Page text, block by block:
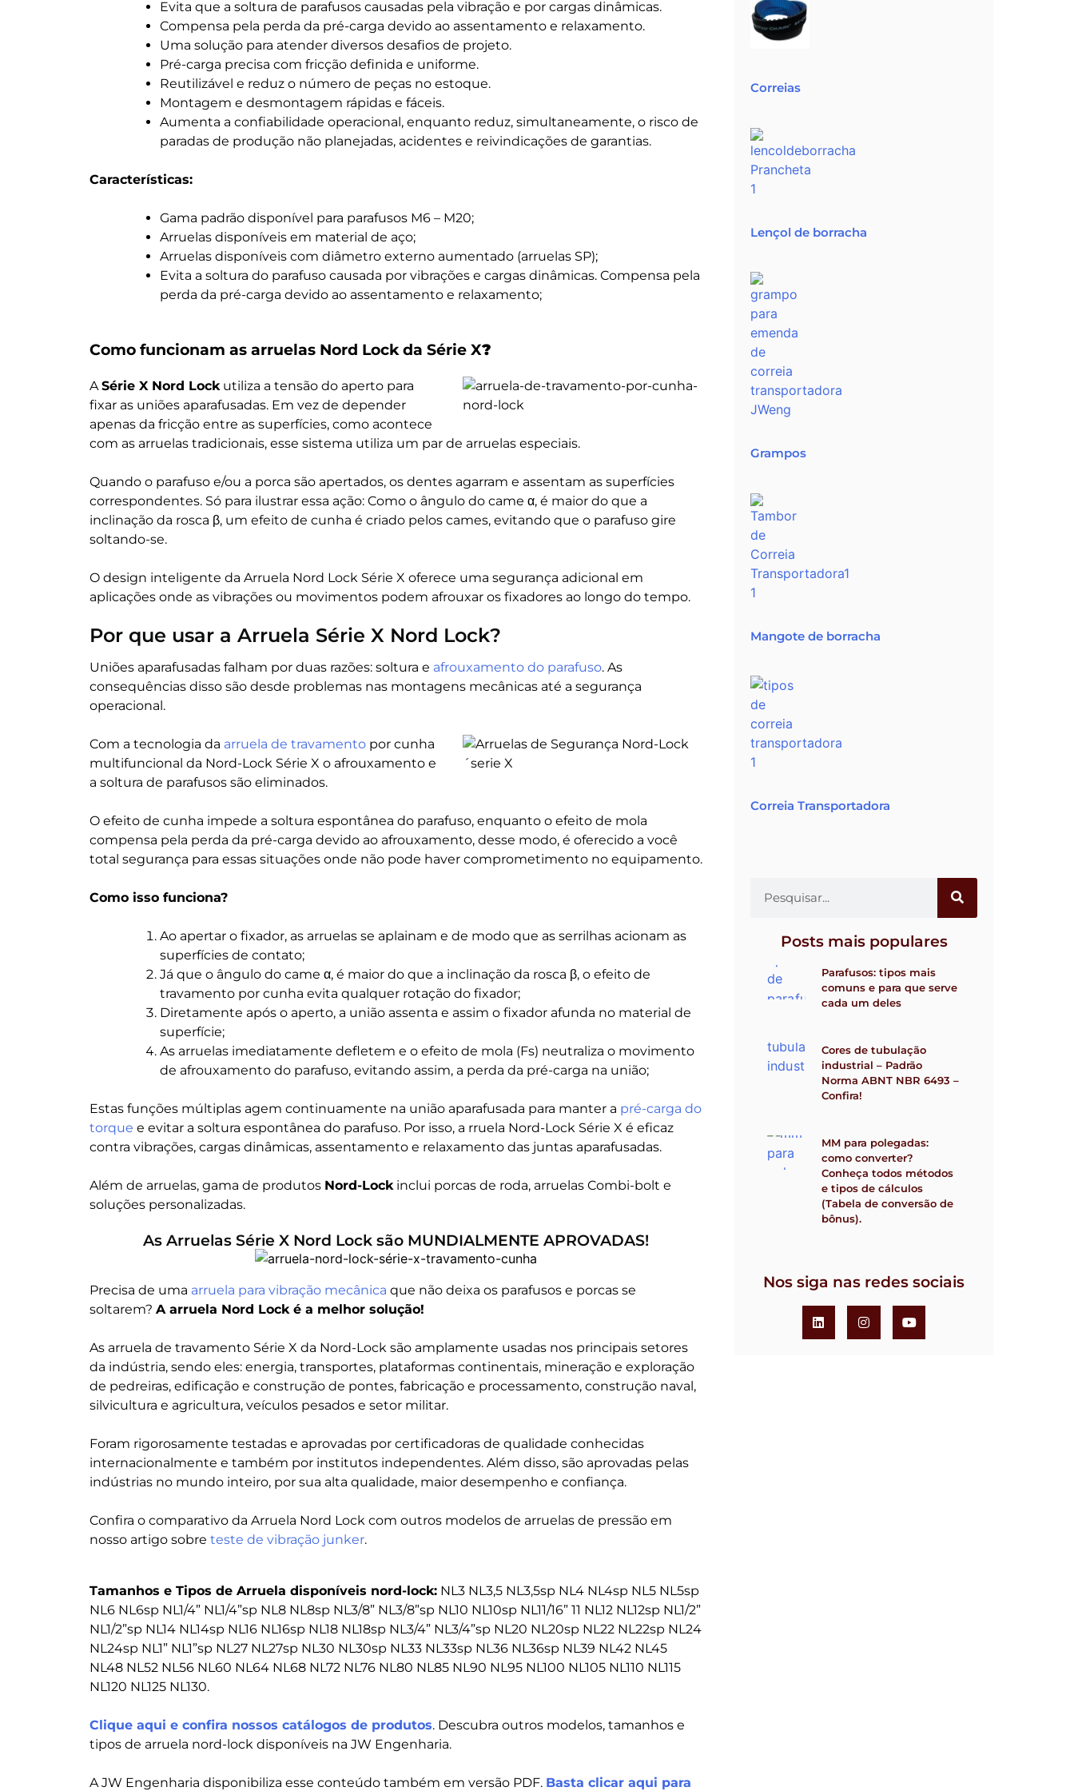
Evita que a soltura de parafusos causadas pela vibração e por cargas dinâmicas.
Compensa pela perda da pré-carga devido ao assentamento e relaxamento.
Uma solução para atender diversos desafios de projeto.
Pré-carga precisa com fricção definida e uniforme.
Reutilizável e reduz o número de peças no estoque.
Montagem e desmontagem rápidas e fáceis.
Aumenta a confiabilidade operacional, enquanto reduz, simultaneamente, o risco de
paradas de produção não planejadas, acidentes e reivindicações de garantias.
Características:
Gama padrão disponível para parafusos M6 – M20;
Arruelas disponíveis em material de aço;
Arruelas disponíveis com diâmetro externo aumentado (arruelas SP);
Evita a soltura do parafuso causada por vibrações e cargas dinâmicas. Compensa pela
perda da pré-carga devido ao assentamento e relaxamento;
Como funcionam as arruelas Nord Lock da Série X?
A Série X Nord Lock utiliza a tensão do aperto para
fixar as uniões aparafusadas. Em vez de depender
apenas da fricção entre as superfícies, como acontece
com as arruelas tradicionais, esse sistema utiliza um par de arruelas especiais.
Quando o parafuso e/ou a porca são apertados, os dentes agarram e assentam as superfícies
correspondentes. Só para ilustrar essa ação: Como o ângulo do came α, é maior do que a
inclinação da rosca β, um efeito de cunha é criado pelos cames, evitando que o parafuso gire
soltando-se.
O design inteligente da Arruela Nord Lock Série X oferece uma segurança adicional em
aplicações onde as vibrações ou movimentos podem afrouxar os fixadores ao longo do tempo.
Por que usar a Arruela Série X Nord Lock?
Uniões aparafusadas falham por duas razões: soltura e afrouxamento do parafuso. As
consequências disso são desde problemas nas montagens mecânicas até a segurança
operacional.
Com a tecnologia da arruela de travamento por cunha
multifuncional da Nord-Lock Série X o afrouxamento e
a soltura de parafusos são eliminados.
O efeito de cunha impede a soltura espontânea do parafuso, enquanto o efeito de mola
compensa pela perda da pré-carga devido ao afrouxamento, desse modo, é oferecido a você
total segurança para essas situações onde não pode haver comprometimento no equipamento.
Como isso funciona?
Ao apertar o fixador, as arruelas se aplainam e de modo que as serrilhas acionam as
superfícies de contato;
Já que o ângulo do came α, é maior do que a inclinação da rosca β, o efeito de
travamento por cunha evita qualquer rotação do fixador;
Diretamente após o aperto, a união assenta e assim o fixador afunda no material de
superfície;
As arruelas imediatamente defletem e o efeito de mola (Fs) neutraliza o movimento
de afrouxamento do parafuso, evitando assim, a perda da pré-carga na união;
Estas funções múltiplas agem continuamente na união aparafusada para manter a pré-carga do
torque e evitar a soltura espontânea do parafuso. Por isso, a rruela Nord-Lock Série X é eficaz
contra vibrações, cargas dinâmicas, assentamento e relaxamento das juntas aparafusadas.
Além de arruelas, gama de produtos Nord-Lock inclui porcas de roda, arruelas Combi-bolt e
soluções personalizadas.
As Arruelas Série X Nord Lock são MUNDIALMENTE APROVADAS!
Precisa de uma arruela para vibração mecânica que não deixa os parafusos e porcas se
soltarem? A arruela Nord Lock é a melhor solução!
As arruela de travamento Série X da Nord-Lock são amplamente usadas nos principais setores
da indústria, sendo eles: energia, transportes, plataformas continentais, mineração e exploração
de pedreiras, edificação e construção de pontes, fabricação e processamento, construção naval,
silvicultura e agricultura, veículos pesados e setor militar.
Foram rigorosamente testadas e aprovadas por certificadoras de qualidade conhecidas
internacionalmente e também por institutos independentes. Além disso, são aprovadas pelas
indústrias no mundo inteiro, por sua alta qualidade, maior desempenho e confiança.
Confira o comparativo da Arruela Nord Lock com outros modelos de arruelas de pressão em
nosso artigo sobre teste de vibração junker.
Tamanhos e Tipos de Arruela disponíveis nord-lock: NL3 NL3,5 NL3,5sp NL4 NL4sp NL5 NL5sp
NL6 NL6sp NL1/4” NL1/4”sp NL8 NL8sp NL3/8” NL3/8”sp NL10 NL10sp NL11/16” 11 NL12 NL12sp NL1/2”
NL1/2”sp NL14 NL14sp NL16 NL16sp NL18 NL18sp NL3/4” NL3/4”sp NL20 NL20sp NL22 NL22sp NL24
NL24sp NL1” NL1”sp NL27 NL27sp NL30 NL30sp NL33 NL33sp NL36 NL36sp NL39 NL42 NL45
NL48 NL52 NL56 NL60 NL64 NL68 NL72 NL76 NL80 NL85 NL90 NL95 NL100 NL105 NL110 NL115
NL120 NL125 NL130.
Clique aqui e confira nossos catálogos de produtos. Descubra outros modelos, tamanhos e
tipos de arruela nord-lock disponíveis na JW Engenharia.
A JW Engenharia disponibiliza esse conteúdo também em versão PDF. Basta clicar aqui para
Correias
Lençol de borracha
Grampos
Mangote de borracha
Correia Transportadora
Posts mais populares
Parafusos: tipos mais
comuns e para que serve
cada um deles
Cores de tubulação
industrial – Padrão
Norma ABNT NBR 6493 –
Confira!
MM para polegadas:
como converter?
Conheça todos métodos
e tipos de cálculos
(Tabela de conversão de
bônus).
Nos siga nas redes sociais